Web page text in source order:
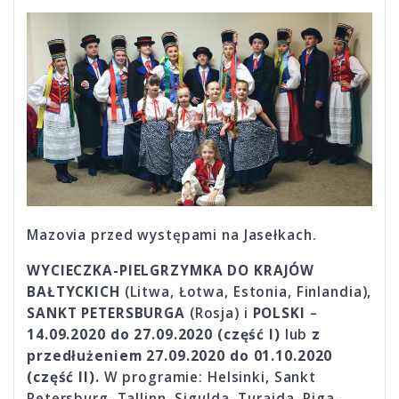
Mazovia przed występami na Jasełkach.
WYCIECZKA-PIELGRZYMKA DO KRAJÓW
BAŁTYCKICH (Litwa, Łotwa, Estonia, Finlandia),
SANKT PETERSBURGA (Rosja) i POLSKI –
14.09.2020 do 27.09.2020 (część I) lub z
przedłużeniem 27.09.2020 do 01.10.2020
(część II). W programie: Helsinki, Sankt